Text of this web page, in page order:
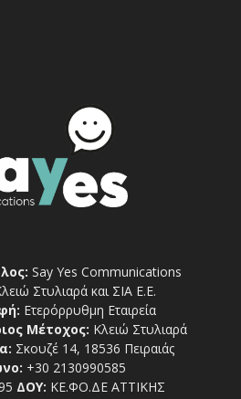
Say Yes Communications
Στυλιαρά και ΣΙΑ Ε.Ε.
Ετερόρρυθμη Εταιρεία
Μέτοχος: Κλειώ Στυλιαρά
Σκουζέ 14, 18536 Πειραιάς
+30 2130990585
ΔΟΥ: ΚΕ.ΦΟ.ΔΕ ΑΤΤΙΚΗΣ